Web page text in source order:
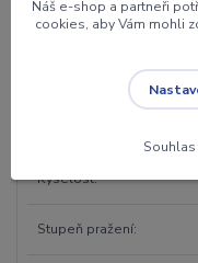
Váha
Kyselost
Stupeň pražení
Náš e-shop a partneři
cookies, aby Vám mohli